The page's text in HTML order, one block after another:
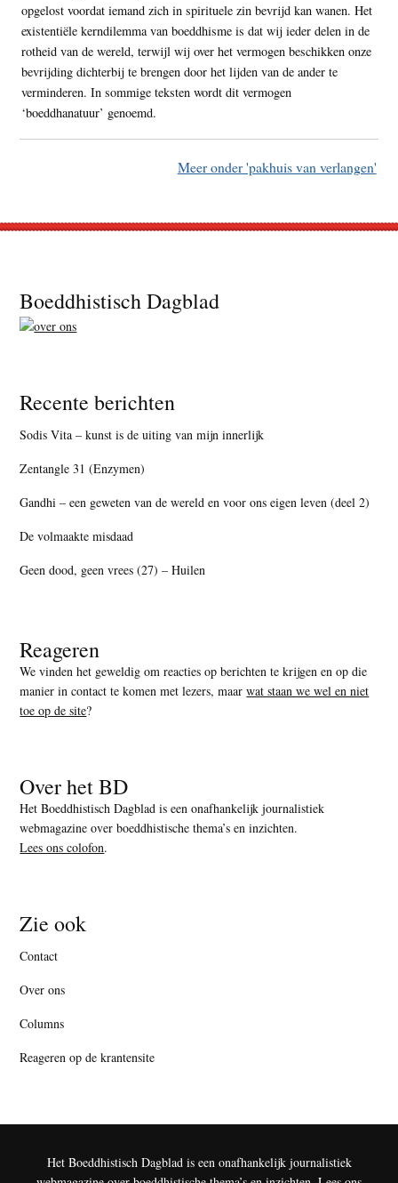
opgelost voordat iemand zich in spirituele zin bevrijd kan wanen. Het
existentiële kerndilemma van boeddhisme is dat wij ieder delen in de
rotheid van de wereld, terwijl wij over het vermogen beschikken onze
bevrijding dichterbij te brengen door het lijden van de ander te
verminderen. In sommige teksten wordt dit vermogen
‘boeddhanatuur’ genoemd.
Meer onder 'pakhuis van verlangen'
Footer
Boeddhistisch Dagblad
Recente berichten
Sodis Vita – kunst is de uiting van mijn innerlijk
Zentangle 31 (Enzymen)
Gandhi – een geweten van de wereld en voor ons eigen leven (deel 2)
De volmaakte misdaad
Geen dood, geen vrees (27) – Huilen
Reageren
We vinden het geweldig om reacties op berichten te krijgen en op die
manier in contact te komen met lezers, maarwat staan we wel en niet
toe op de site?
Over het BD
Het Boeddhistisch Dagblad is een onafhankelijk journalistiek
webmagazine over boeddhistische thema’s en inzichten.
Lees ons colofon.
Zie ook
Contact
Over ons
Columns
Reageren op de krantensite
Het Boeddhistisch Dagblad is een onafhankelijk journalistiek